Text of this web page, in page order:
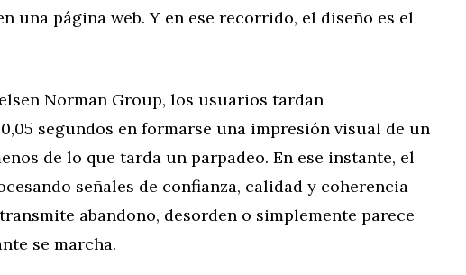
una página web. Y en ese recorrido, el diseño es el
Norman Group, los usuarios tardan
segundos en formarse una impresión visual de un
de lo que tarda un parpadeo. En ese instante, el
señales de confianza, calidad y coherencia
abandono, desorden o simplemente parece
se marcha.